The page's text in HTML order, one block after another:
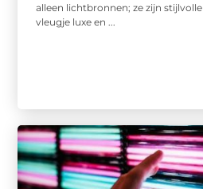
alleen lichtbronnen; ze zijn
vleugje luxe en ...